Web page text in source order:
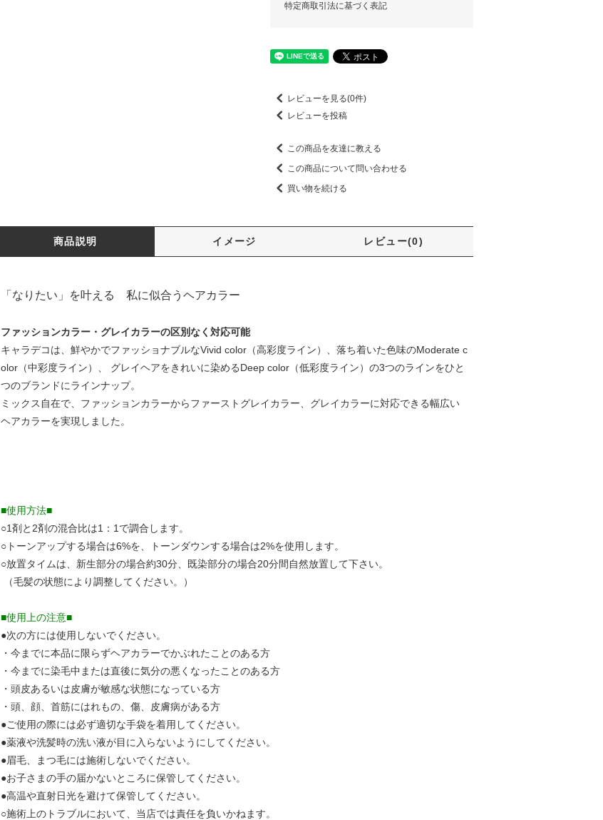
特定商取引法に基づく表記
レビューを見る(0件)
レビューを投稿
この商品を友達に教える
この商品について問い合わせる
買い物を続ける
商品説明 イメージ レビュー(0)
「なりたい」を叶える 私に似合うヘアカラー
ファッションカラー・グレイカラーの区別なく対応可能
キャラデコは、鮮やかでファッショナブルなVivid color（高彩度ライン）、落ち着いた色味のModerate c
olor（中彩度ライン）、 グレイヘアをきれいに染めるDeep color（低彩度ライン）の3つのラインをひと
つのブランドにラインナップ。
ミックス自在で、ファッションカラーからファーストグレイカラー、グレイカラーに対応できる幅広い
ヘアカラーを実現しました。
■使用方法■
○1剤と2剤の混合比は1：1で調合します。
○トーンアップする場合は6%を、トーンダウンする場合は2%を使用します。
○放置タイムは、新生部分の場合約30分、既染部分の場合20分間自然放置して下さい。
（毛髪の状態により調整してください。）
■使用上の注意■
●次の方には使用しないでください。
・今までに本品に限らずヘアカラーでかぶれたことのある方
・今までに染毛中または直後に気分の悪くなったことのある方
・頭皮あるいは皮膚が敏感な状態になっている方
・頭、顔、首筋にはれもの、傷、皮膚病がある方
●ご使用の際には必ず適切な手袋を着用してください。
●薬液や洗髪時の洗い液が目に入らないようにしてください。
●眉毛、まつ毛には施術しないでください。
●お子さまの手の届かないところに保管してください。
●高温や直射日光を避けて保管してください。
○施術上のトラブルにおいて、当店では責任を負いかねます。